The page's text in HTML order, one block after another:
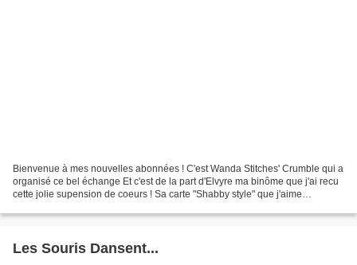
Bienvenue à mes nouvelles abonnées ! C'est Wanda Stitches' Crumble qui a
organisé ce bel échange Et c'est de la part d'Elvyre ma binôme que j'ai recu
cette jolie supension de coeurs ! Sa carte "Shabby style" que j'aime
Les Souris Dansent...